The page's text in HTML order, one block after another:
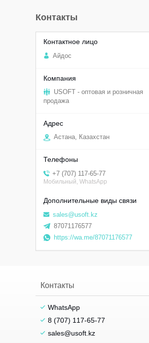
Контакты
Aйдоc
USOFT - оптовая и розничная
продажа
Астана, Казахстан
+7 (707) 117-65-77
Мобильный, WhatsApp
sales@usoft.kz
87071176577
https://wa.me/87071176577
Контакты
WhatsApp
8 (707) 117-65-77
sales@usoft.kz